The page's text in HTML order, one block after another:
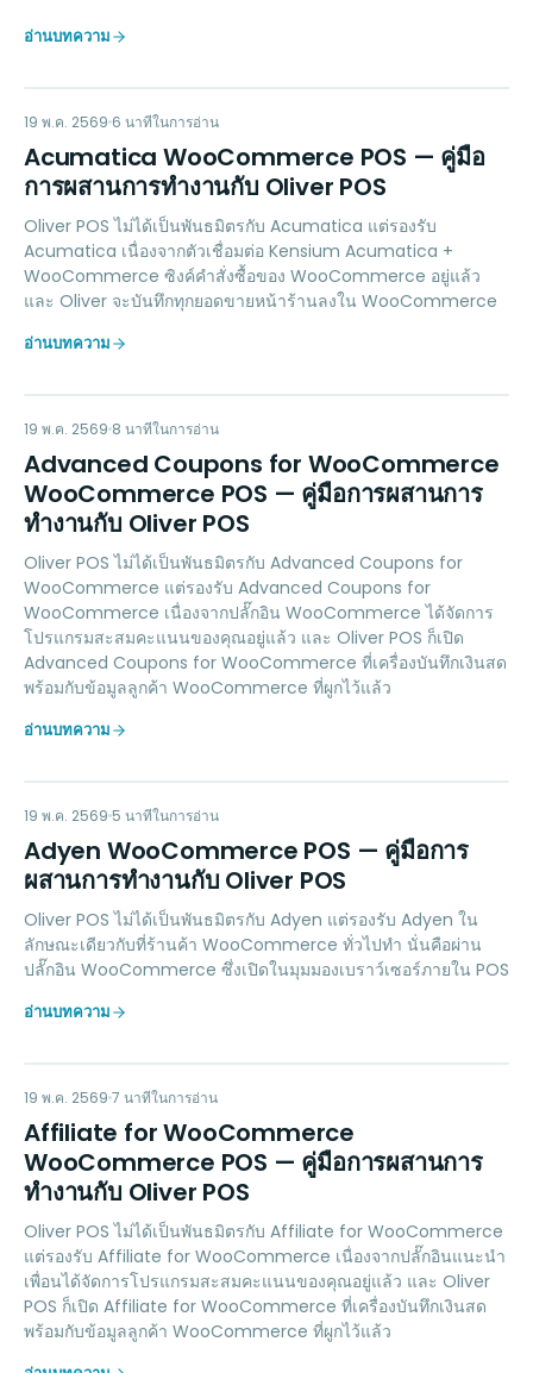
อ่านบทความ
AW
ACCOUNTING
19 พ.ค. 2569 6 นาทีในการอ่าน
Acumatica WooCommerce POS — คู่มือ
การผสานการทำงานกับ Oliver POS
Oliver POS ไม่ได้เป็นพันธมิตรกับ Acumatica แต่รองรับ
Acumatica เนื่องจากตัวเชื่อมต่อ Kensium Acumatica +
WooCommerce ซิงค์คำสั่งซื้อของ WooCommerce อยู่แล้ว
และ Oliver จะบันทึกทุกยอดขายหน้าร้านลงใน WooCommerce
อ่านบทความ
AC
LOYALTY
19 พ.ค. 2569 8 นาทีในการอ่าน
Advanced Coupons for WooCommerce
WooCommerce POS — คู่มือการผสานการ
ทำงานกับ Oliver POS
Oliver POS ไม่ได้เป็นพันธมิตรกับ Advanced Coupons for
WooCommerce แต่รองรับ Advanced Coupons for
WooCommerce เนื่องจากปลั๊กอิน WooCommerce ได้จัดการ
โปรแกรมสะสมคะแนนของคุณอยู่แล้ว และ Oliver POS ก็เปิด
Advanced Coupons for WooCommerce ที่เครื่องบันทึกเงินสด
พร้อมกับข้อมูลลูกค้า WooCommerce ที่ผูกไว้แล้ว
อ่านบทความ
AW
PAYMENTS
19 พ.ค. 2569 5 นาทีในการอ่าน
Adyen WooCommerce POS — คู่มือการ
ผสานการทำงานกับ Oliver POS
Oliver POS ไม่ได้เป็นพันธมิตรกับ Adyen แต่รองรับ Adyen ใน
ลักษณะเดียวกับที่ร้านค้า WooCommerce ทั่วไปทำ นั่นคือผ่าน
ปลั๊กอิน WooCommerce ซึ่งเปิดในมุมมองเบราว์เซอร์ภายใน POS
อ่านบทความ
AW
LOYALTY
19 พ.ค. 2569 7 นาทีในการอ่าน
Affiliate for WooCommerce
WooCommerce POS — คู่มือการผสานการ
ทำงานกับ Oliver POS
Oliver POS ไม่ได้เป็นพันธมิตรกับ Affiliate for WooCommerce
แต่รองรับ Affiliate for WooCommerce เนื่องจากปลั๊กอินแนะนำ
เพื่อนได้จัดการโปรแกรมสะสมคะแนนของคุณอยู่แล้ว และ Oliver
POS ก็เปิด Affiliate for WooCommerce ที่เครื่องบันทึกเงินสด
พร้อมกับข้อมูลลูกค้า WooCommerce ที่ผูกไว้แล้ว